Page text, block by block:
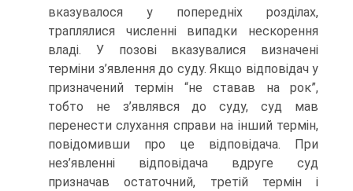
вказувалося у попередніх розділах,
траплялися численні випадки нескорення
владі. У позові вказувалися визначені
терміни з’явлення до суду. Якщо відповідач у
призначений термін “не ставав на рок”,
тобто не з’являвся до суду, суд мав
перенести слухання справи на інший термін,
повідомивши про це відповідача. При
нез’явленні відповідача вдруге суд
призначав остаточний, третій термін і